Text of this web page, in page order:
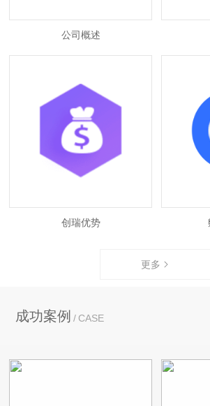
公司概述
创瑞优势
更多
成功案例 CASE